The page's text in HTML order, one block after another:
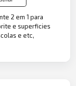
2 em 1 para
e superficies
e etc,